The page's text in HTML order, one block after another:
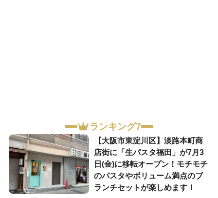
ランキング7
【大阪市東淀川区】淡路本町商
店街に「生パスタ福田」が7月3
日(金)に移転オープン！モチモチ
のパスタやボリューム満点のブ
ランチセットが楽しめます！